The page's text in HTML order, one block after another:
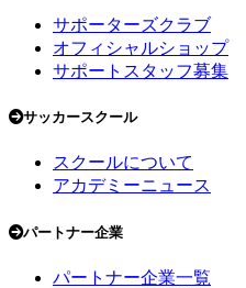
サポーターズクラブ
オフィシャルショップ
サポートスタッフ募集
サッカースクール
スクールについて
アカデミーニュース
パートナー企業
パートナー企業一覧